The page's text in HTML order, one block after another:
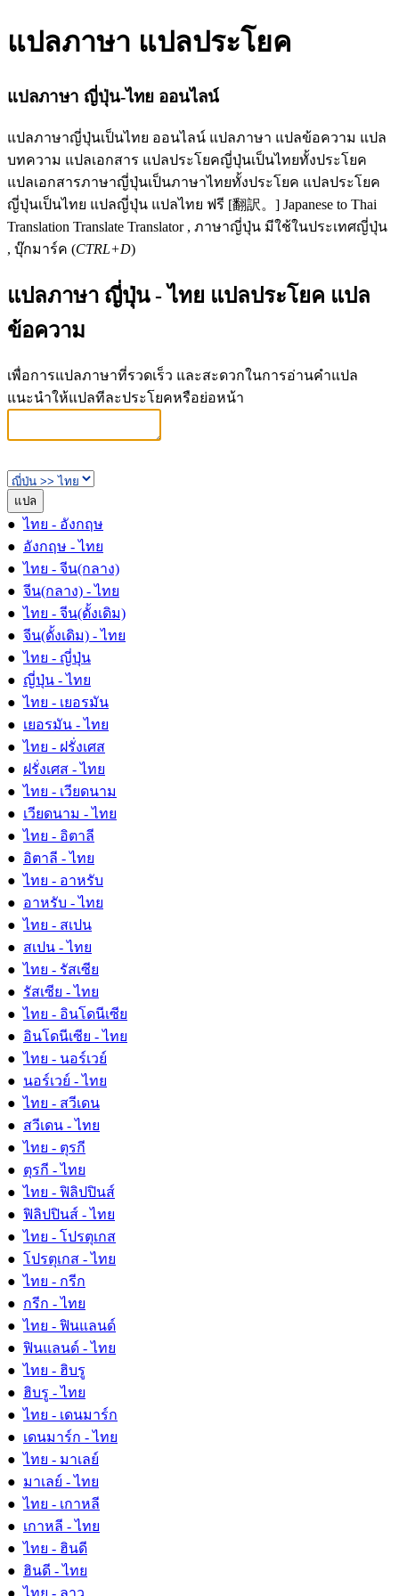
แปลภาษา แปลประโยค
แปลภาษา ญี่ปุ่น-ไทย ออนไลน์
แปลภาษาญี่ปุ่นเป็นไทย ออนไลน์ แปลภาษา แปลข้อความ แปล
บทความ แปลเอกสาร แปลประโยคญี่ปุ่นเป็นไทยทั้งประโยค
แปลเอกสารภาษาญี่ปุ่นเป็นภาษาไทยทั้งประโยค แปลประโยค
ญี่ปุ่นเป็นไทย แปลญี่ปุ่น แปลไทย ฟรี [翻訳。] Japanese to Thai
Translation Translate Translator , ภาษาญี่ปุ่น มีใช้ในประเทศญี่ปุ่น
, บุ๊กมาร์ค (CTRL+D)
แปลภาษา ญี่ปุ่น - ไทย แปลประโยค แปล
ข้อความ
เพื่อการแปลภาษาที่รวดเร็ว และสะดวกในการอ่านคำแปล
แนะนำให้แปลทีละประโยคหรือย่อหน้า
●ไทย - อังกฤษ
● อังกฤษ - ไทย
●ไทย - จีน(กลาง)
● จีน(กลาง) - ไทย
●ไทย - จีน(ดั้งเดิม)
● จีน(ดั้งเดิม) - ไทย
●ไทย - ญี่ปุ่น
● ญี่ปุ่น - ไทย
●ไทย - เยอรมัน
● เยอรมัน - ไทย
●ไทย - ฝรั่งเศส
● ฝรั่งเศส - ไทย
●ไทย - เวียดนาม
● เวียดนาม - ไทย
●ไทย - อิตาลี
● อิตาลี - ไทย
●ไทย - อาหรับ
● อาหรับ - ไทย
●ไทย - สเปน
● สเปน - ไทย
●ไทย - รัสเซีย
● รัสเซีย - ไทย
●ไทย - อินโดนีเซีย
● อินโดนีเซีย - ไทย
●ไทย - นอร์เวย์
● นอร์เวย์ - ไทย
●ไทย - สวีเดน
● สวีเดน - ไทย
●ไทย - ตุรกี
● ตุรกี - ไทย
●ไทย - ฟิลิปปินส์
● ฟิลิปปินส์ - ไทย
●ไทย - โปรตุเกส
● โปรตุเกส - ไทย
●ไทย - กรีก
● กรีก - ไทย
●ไทย - ฟินแลนด์
● ฟินแลนด์ - ไทย
●ไทย - ฮิบรู
● ฮิบรู - ไทย
●ไทย - เดนมาร์ก
● เดนมาร์ก - ไทย
●ไทย - มาเลย์
● มาเลย์ - ไทย
●ไทย - เกาหลี
● เกาหลี - ไทย
●ไทย - ฮินดี
● ฮินดี - ไทย